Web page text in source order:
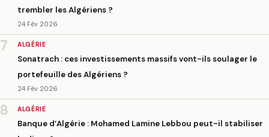
trembler les Algériens ?
24 Fév 2026
7 ALGÉRIE
Sonatrach : ces investissements massifs vont-ils soulager le
portefeuille des Algériens ?
24 Fév 2026
8 ALGÉRIE
Banque d’Algérie : Mohamed Lamine Lebbou peut-il stabiliser